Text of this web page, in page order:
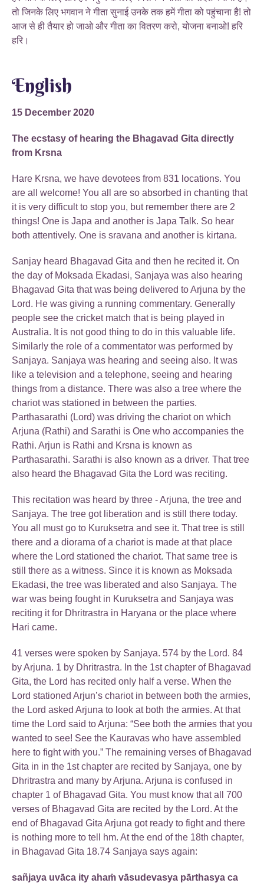
तो जिनके लिए भगवान ने गीता सुनाई उनके तक हमें गीता को पहुंचाना है! तो
आज से ही तैयार हो जाओ और गीता का वितरण करो, योजना बनाओ! हरि
हरि।
English
15 December 2020
The ecstasy of hearing the Bhagavad Gita directly
from Krsna
Hare Krsna, we have devotees from 831 locations. You
are all welcome! You all are so absorbed in chanting that
it is very difficult to stop you, but remember there are 2
things! One is Japa and another is Japa Talk. So hear
both attentively. One is sravana and another is kirtana.
Sanjay heard Bhagavad Gita and then he recited it. On
the day of Moksada Ekadasi, Sanjaya was also hearing
Bhagavad Gita that was being delivered to Arjuna by the
Lord. He was giving a running commentary. Generally
people see the cricket match that is being played in
Australia. It is not good thing to do in this valuable life.
Similarly the role of a commentator was performed by
Sanjaya. Sanjaya was hearing and seeing also. It was
like a television and a telephone, seeing and hearing
things from a distance. There was also a tree where the
chariot was stationed in between the parties.
Parthasarathi (Lord) was driving the chariot on which
Arjuna (Rathi) and Sarathi is One who accompanies the
Rathi. Arjun is Rathi and Krsna is known as
Parthasarathi. Sarathi is also known as a driver. That tree
also heard the Bhagavad Gita the Lord was reciting.
This recitation was heard by three - Arjuna, the tree and
Sanjaya. The tree got liberation and is still there today.
You all must go to Kuruksetra and see it. That tree is still
there and a diorama of a chariot is made at that place
where the Lord stationed the chariot. That same tree is
still there as a witness. Since it is known as Moksada
Ekadasi, the tree was liberated and also Sanjaya. The
war was being fought in Kuruksetra and Sanjaya was
reciting it for Dhritrastra in Haryana or the place where
Hari came.
41 verses were spoken by Sanjaya. 574 by the Lord. 84
by Arjuna. 1 by Dhritrastra. In the 1st chapter of Bhagavad
Gita, the Lord has recited only half a verse. When the
Lord stationed Arjun’s chariot in between both the armies,
the Lord asked Arjuna to look at both the armies. At that
time the Lord said to Arjuna: “See both the armies that you
wanted to see! See the Kauravas who have assembled
here to fight with you.” The remaining verses of Bhagavad
Gita in in the 1st chapter are recited by Sanjaya, one by
Dhritrastra and many by Arjuna. Arjuna is confused in
chapter 1 of Bhagavad Gita. You must know that all 700
verses of Bhagavad Gita are recited by the Lord. At the
end of Bhagavad Gita Arjuna got ready to fight and there
is nothing more to tell hm. At the end of the 18th chapter,
in Bhagavad Gita 18.74 Sanjaya says again:
sañjaya uvāca ity ahaṁ vāsudevasya pārthasya ca